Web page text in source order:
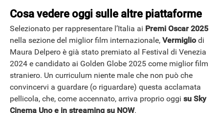
Cosa vedere oggi sulle altre piattaforme
Selezionato per rappresentare l’Italia ai Premi Oscar 2025
nella sezione del miglior film internazionale, Vermigliodi
Maura Delpero è già stato premiato al Festival di Venezia
2024 e candidato ai Golden Globe 2025 come miglior film
straniero. Un curriculum niente male che non può che
convincervi a guardare (o riguardare) questa acclamata
pellicola, che, come accennato, arriva proprio oggi su Sky
Cinema Uno e in streaming su NOW.